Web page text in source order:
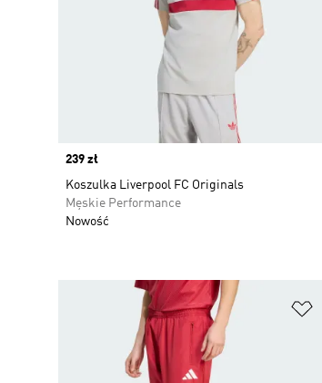
Price
239 zł
Koszulka Liverpool FC Originals
Męskie Performance
Nowość